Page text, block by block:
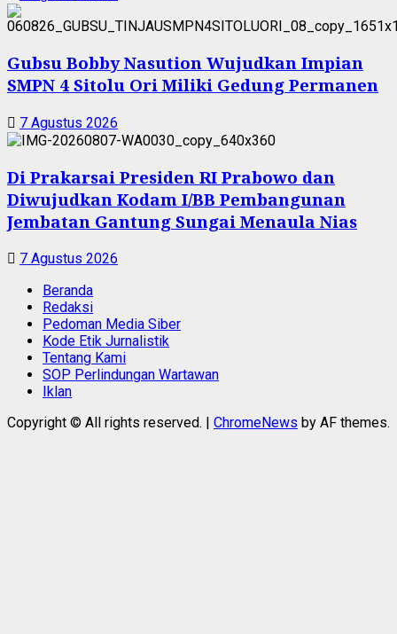
Gubsu Bobby Nasution Wujudkan Impian
SMPN 4 Sitolu Ori Miliki Gedung Permanen
7 Agustus 2026
Di Prakarsai Presiden RI Prabowo dan
Diwujudkan Kodam I/BB Pembangunan
Jembatan Gantung Sungai Menaula Nias
7 Agustus 2026
Beranda
Redaksi
Pedoman Media Siber
Kode Etik Jurnalistik
Tentang Kami
SOP Perlindungan Wartawan
Iklan
Copyright © All rights reserved.
ChromeNews by AF themes.